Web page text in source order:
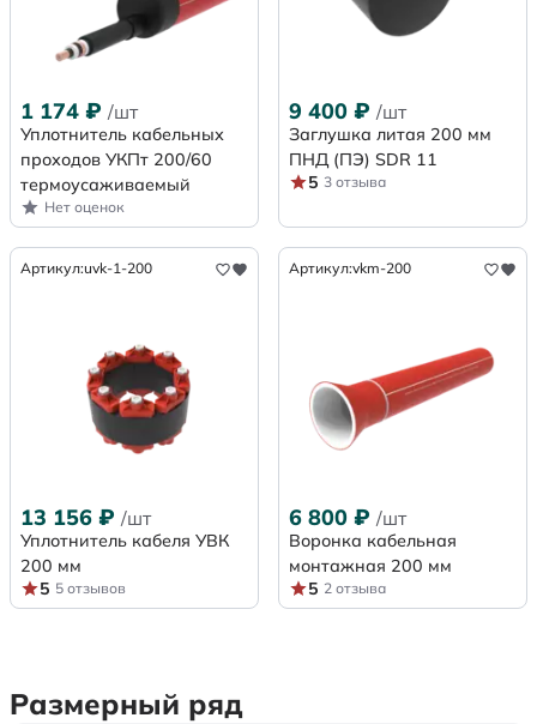
1 174 ₽ /шт
Уплотнитель кабельных
проходов УКПт 200/60
термоусаживаемый
Нет оценок
9 400 ₽ /шт
Заглушка литая 200 мм
ПНД (ПЭ) SDR 11
5 3 отзыва
Артикул:uvk-1-200
13 156 ₽ /шт
Уплотнитель кабеля УВК
200 мм
5 5 отзывов
Артикул:vkm-200
6 800 ₽ /шт
Воронка кабельная
монтажная 200 мм
5 2 отзыва
Размерный ряд